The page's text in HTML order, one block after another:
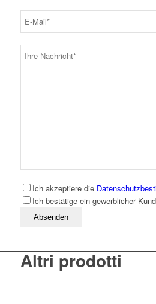
Ich akzeptiere die
Ich bestätige ein gewerblicher
Bitte lassen Sie dieses Feld leer
Altri prodotti